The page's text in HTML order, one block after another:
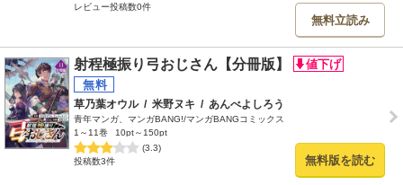
レビュー投稿数0件
無料立読み
射程極振り弓おじさん【分冊版】
草乃葉オウル / 米野ヌキ / あんべよしろう
青年マンガ、マンガBANG!/マンガBANGコミックス
1～11巻
10pt～150pt
(3.3)
投稿数3件
無料版を読む